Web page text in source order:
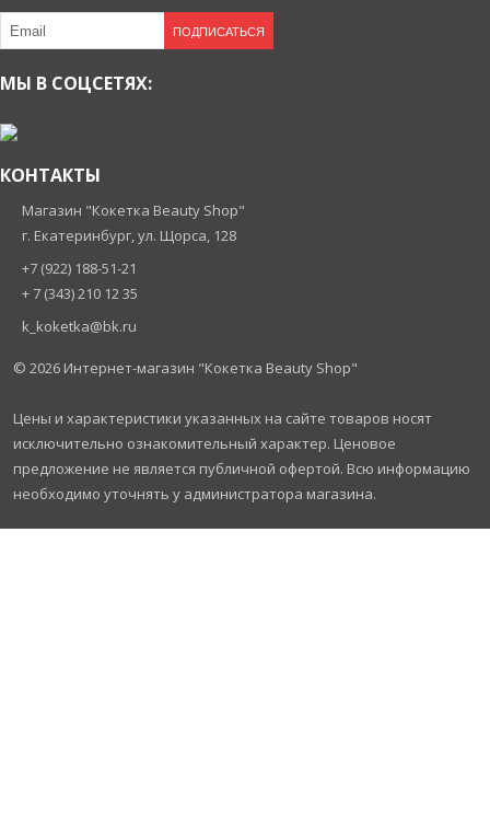
ПОДПИСАТЬСЯ
МЫ В СОЦСЕТЯХ:
КОНТАКТЫ
Магазин "Кокетка Beauty Shop"
г. Екатеринбург, ул. Щорса, 128
+7 (922) 188-51-21
+ 7 (343) 210 12 35
k_koketka@bk.ru
© 2026 Интернет-магазин "Кокетка Beauty Shop"
Цены и характеристики указанных на сайте товаров носят
исключительно ознакомительный характер. Ценовое
предложение не является публичной офертой. Всю информацию
необходимо уточнять у администратора магазина.